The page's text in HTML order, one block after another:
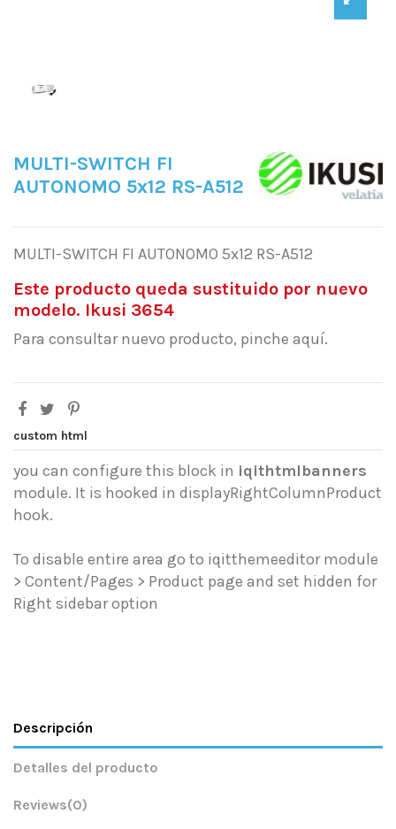
MULTI-SWITCH FI
AUTONOMO 5x12 RS-A512
MULTI-SWITCH FI AUTONOMO 5x12 RS-A512
Este producto queda sustituido por nuevo
modelo. Ikusi 3654
Para consultar nuevo producto, pinche aquí.
custom html
you can configure this block in iqithtmlbanners
module. It is hooked in displayRightColumnProduct
hook.
To disable entire area go to iqitthemeeditor module
> Content/Pages > Product page and set hidden for
Right sidebar option
Descripción
Detalles del producto
Reviews(0)